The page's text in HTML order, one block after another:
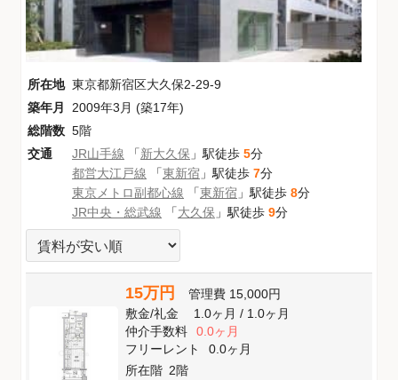
所在地 東京都新宿区大久保2-29-9
築年月
2009年3月 (築17年)
総階数 5階
交通
JR山手線 「新大久保 」駅徒歩 5分
都営大江戸線 「東新宿 」駅徒歩 7分
東京メトロ副都心線 「東新宿 」駅徒歩 8分
JR中央・総武線 「大久保 」駅徒歩 9分
15万円 管理費 15,000円
敷金/礼金 1.0ヶ月/ 1.0ヶ月
仲介手数料
0.0ヶ月
フリーレント
0.0ヶ月
所在階 2階